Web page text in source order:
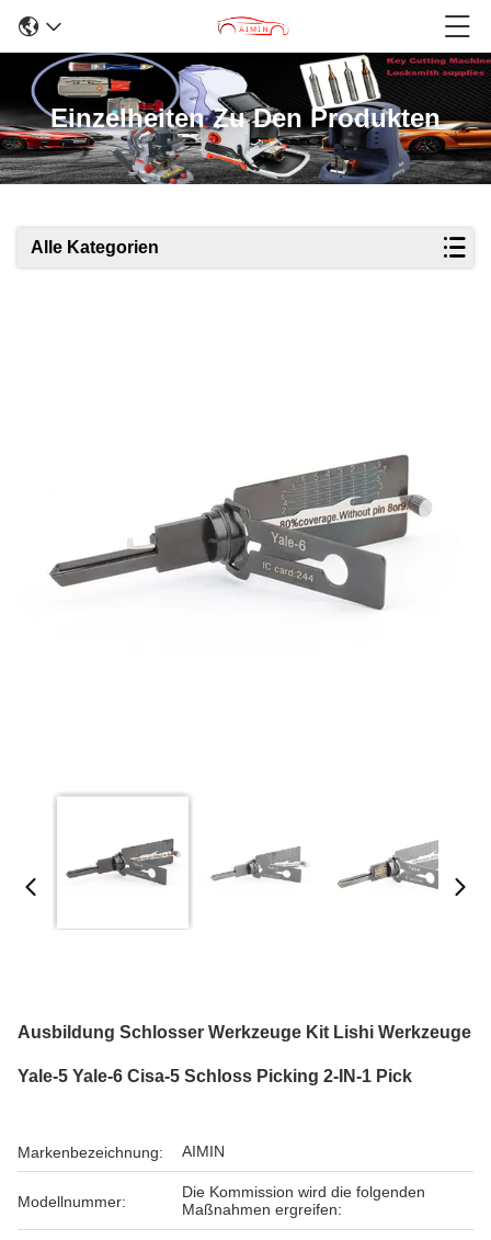
Einzelheiten Zu Den Produkten
Alle Kategorien
Ausbildung Schlosser Werkzeuge Kit Lishi Werkzeuge
Yale-5 Yale-6 Cisa-5 Schloss Picking 2-IN-1 Pick
Markenbezeichnung: AIMIN
Modellnummer:
Die Kommission wird die folgenden
Maßnahmen ergreifen: